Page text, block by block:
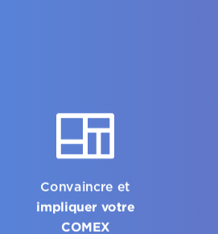
Convaincre et
impliquer votre
COMEX